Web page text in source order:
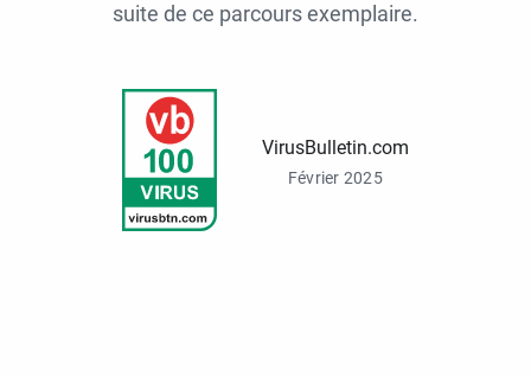
suite de ce parcours exemplaire.
VirusBulletin.com
Février 2025